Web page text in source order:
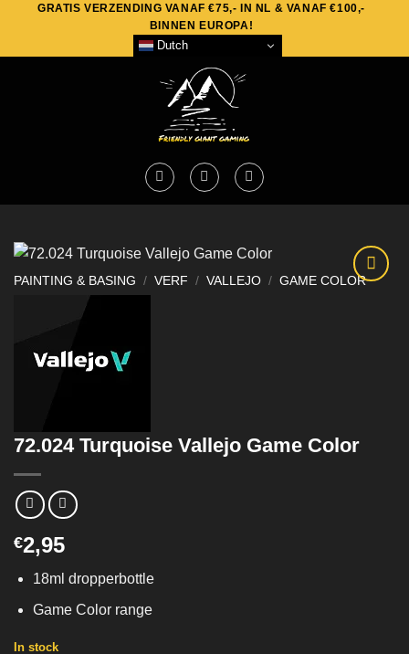
content
GRATIS VERZENDING VANAF €75,- IN NL & VANAF €100,-
BINNEN EUROPA!
Dutch
PAINTING & BASING / VERF / VALLEJO / GAME COLOR
72.024 Turquoise Vallejo Game Color
€2,95
18ml dropperbottle
Game Color range
In stock